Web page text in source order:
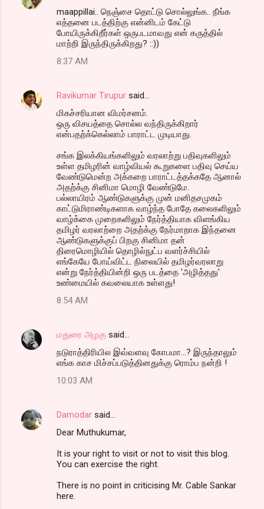
maappillai.. நெஞ்சை தொட்டு சொல்லுங்க.. நீங்க
எத்தனை படத்திற்கு என்னிடம் கேட்டு
போயிருக்கிறீர்கள் ஒருபடமாவது என் கருத்தில்
மாற்றி இருந்திருக்கிறது? ::))
8:37 AM
Ravikumar Tirupur said…
மிகச்சரியான விமர்சனம்.
ஒரு விசயத்தை சொல்ல வந்திருக்கிறார்
என்பதற்க்கெல்லாம் பாராட்ட முடியாது.
சங்க இலக்கியங்களிலும் வரலாற்று பதிவுகளிலும்
உள்ள தமிழரின் வாழ்வியல் கூறுகளை பதிவு செய்ய
வேண்டுமென்ற அக்கறை பாராட்டத்தக்கதே ஆனால்
அதற்க்கு சினிமா மொழி வேண்டுமே.
பல்லாயிரம் ஆண்டுகளுக்கு முன் மனிதசமுகம்
காட்டுமிராண்டிகளாக வாழ்ந்த போதே கலைகளிலும்
வாழ்க்கை முறைகளிலும் நேர்த்தியாக விளங்கிய
தமிழர் வரலாற்றை அதற்க்கு நேர்மாறாக இந்தனை
ஆண்டுகளுக்குப் பிறகு சினிமா தன்
திரைமொழியில் தொழில்நுட்ப வளர்ச்சியில்
எங்கேயே போய்விட்ட நிலையில் தமிழர்வரலாறு
என்று நேர்த்தியின்றி ஒரு படத்தை 'அழித்தது'
உண்மையில் கவலையாக உள்ளது!
8:54 AM
மதுரை அழகு said…
நடுராத்திரியில இவ்வளவு கோபமா...? இருந்தாலும்
எங்க காச மிச்சப்படுத்தினதுக்கு ரொம்ப நன்றி !
10:03 AM
Damodar said…
Dear Muthukumar,
It is your right to visit or not to visit this blog.
You can exercise the right.
There is no point in criticising Mr. Cable Sankar
here.